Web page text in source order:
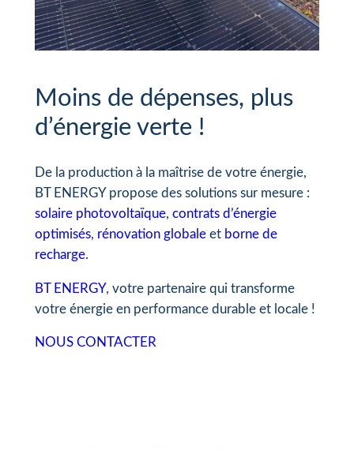
Moins de dépenses, plus
d’énergie verte !
De la production à la maîtrise de votre énergie,
BT ENERGY propose des solutions sur mesure :
solaire photovoltaïque, contrats d’énergie
optimisés, rénovation globaleet borne de
recharge.
BT ENERGY, votre partenaire qui transforme
votre énergie en performance durable et locale !
NOUS CONTACTER